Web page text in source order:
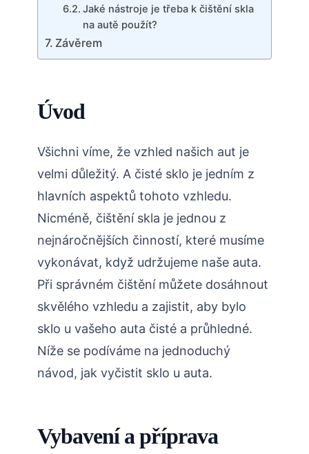
Jaké nástroje je třeba k čištění skla
na autě použít?
Závěrem
Úvod
Všichni víme, že vzhled našich aut je
velmi důležitý. A čisté sklo je jedním z
hlavních aspektů tohoto vzhledu.
Nicméně, čištění skla je jednou z
nejnáročnějších činností, které musíme
vykonávat, když udržujeme naše auta.
Při správném čištění můžete dosáhnout
skvělého vzhledu a zajistit, aby bylo
sklo u vašeho auta čisté a průhledné.
Níže se podíváme na jednoduchý
návod, jak vyčistit sklo u auta.
Vybavení a příprava